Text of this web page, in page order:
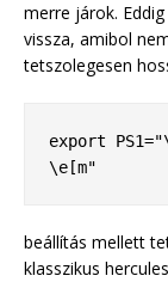
merre járok.
vissza, amibol
tetszolegesen
export
beállítás mellett
klasszikus